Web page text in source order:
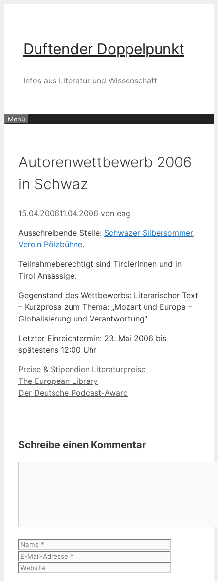
Duftender Doppelpunkt
Infos aus Literatur und Wissenschaft
Menü
Autorenwettbewerb 2006
in Schwaz
15.04.200611.04.2006 von eag
Ausschreibende Stelle: Schwazer Silbersommer,
Verein Pölzbühne.
Teilnahmeberechtigt sind TirolerInnen und in
Tirol Ansässige.
Gegenstand des Wettbewerbs: Literarischer Text
– Kurzprosa zum Thema: „Mozart und Europa –
Globalisierung und Verantwortung“
Letzter Einreichtermin: 23. Mai 2006 bis
spätestens 12:00 Uhr
Kategorien
Preise & Stipendien Schlagwörter
Literaturpreise
The European Library
Der Deutsche Podcast-Award
Schreibe einen Kommentar
Name